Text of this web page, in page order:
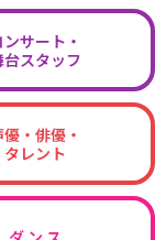
ンサート・
台スタッフ
優・俳優・
タレント